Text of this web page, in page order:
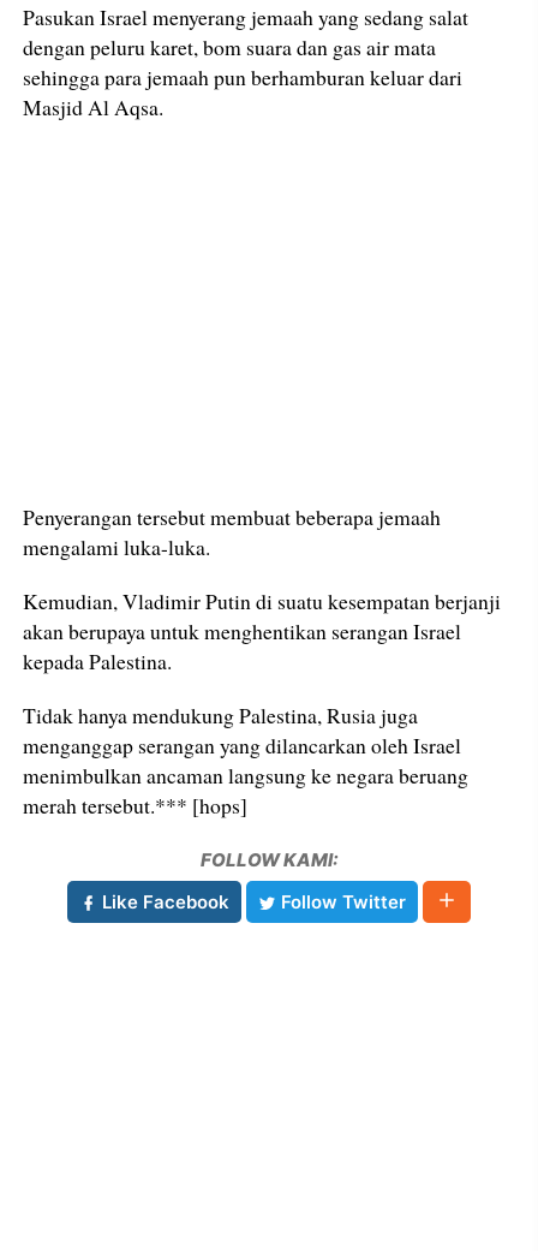
Pasukan Israel menyerang jemaah yang sedang salat
dengan peluru karet, bom suara dan gas air mata
sehingga para jemaah pun berhamburan keluar dari
Masjid Al Aqsa.
Penyerangan tersebut membuat beberapa jemaah
mengalami luka-luka.
Kemudian, Vladimir Putin di suatu kesempatan berjanji
akan berupaya untuk menghentikan serangan Israel
kepada Palestina.
Tidak hanya mendukung Palestina, Rusia juga
menganggap serangan yang dilancarkan oleh Israel
menimbulkan ancaman langsung ke negara beruang
merah tersebut.*** [hops]
FOLLOW KAMI:
Like Facebook
Follow Twitter